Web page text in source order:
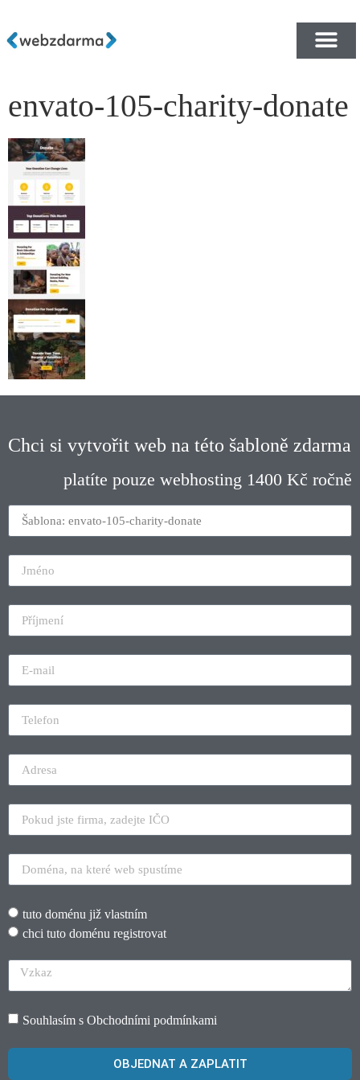
envato-105-charity-donate
Chci si vytvořit web na této šabloně zdarma
platíte pouze webhosting 1400 Kč ročně
tuto doménu již vlastním
chci tuto doménu registrovat
Souhlasím s Obchodními podmínkami
OBJEDNAT A ZAPLATIT